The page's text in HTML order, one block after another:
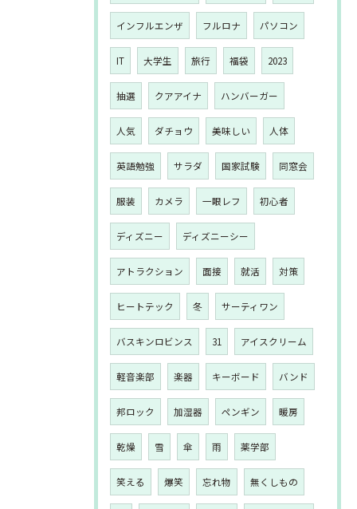
インフルエンザ フルロナ パソコン
IT 大学生 旅行 福袋 2023
抽選 クアアイナ ハンバーガー
人気 ダチョウ 美味しい 人体
英語勉強 サラダ 国家試験 同窓会
服装 カメラ 一眼レフ 初心者
ディズニー ディズニーシー
アトラクション 面接 就活 対策
ヒートテック 冬 サーティワン
バスキンロビンス 31 アイスクリーム
軽音楽部 楽器 キーボード バンド
邦ロック 加湿器 ペンギン 暖房
乾燥 雪 傘 雨 薬学部
笑える 爆笑 忘れ物 無くしもの